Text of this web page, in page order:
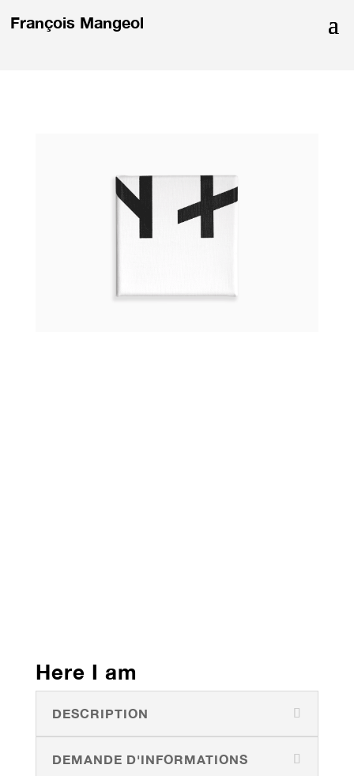
François Mangeol
Here I am
DESCRIPTION
DEMANDE D'INFORMATIONS